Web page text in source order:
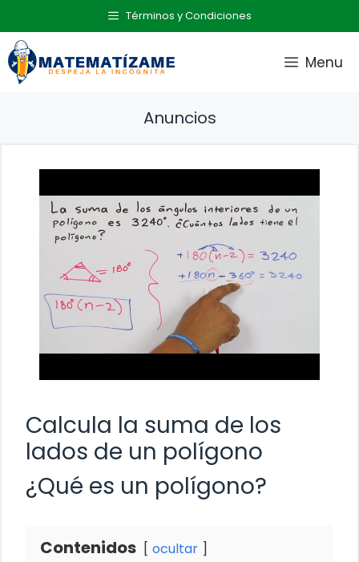
al
contenido
Términos y Condiciones
Menu
Anuncios
Calcula la suma de los
lados de un polígono
¿Qué es un polígono?
Contenidos ocultar